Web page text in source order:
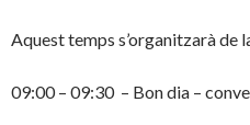
Aquest temps s’organitzarà de
09:00 – 09:30 – Bon dia –